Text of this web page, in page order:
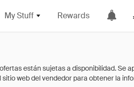
My Stuff Rewards